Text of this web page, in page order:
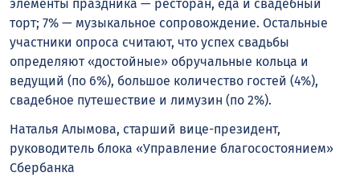
элементы праздника — ресторан, еда и свадебный
торт; 7% — музыкальное сопровождение. Остальные
участники опроса считают, что успех свадьбы
определяют «достойные» обручальные кольца и
ведущий (по 6%), большое количество гостей (4%),
свадебное путешествие и лимузин (по 2%).
Наталья Алымова, старший вице-президент,
руководитель блока «Управление благосостоянием»
Сбербанка